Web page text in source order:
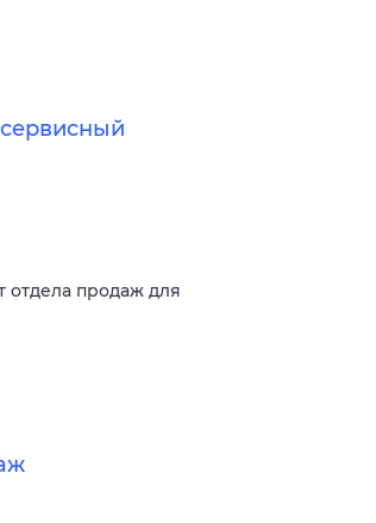
отдела продаж для